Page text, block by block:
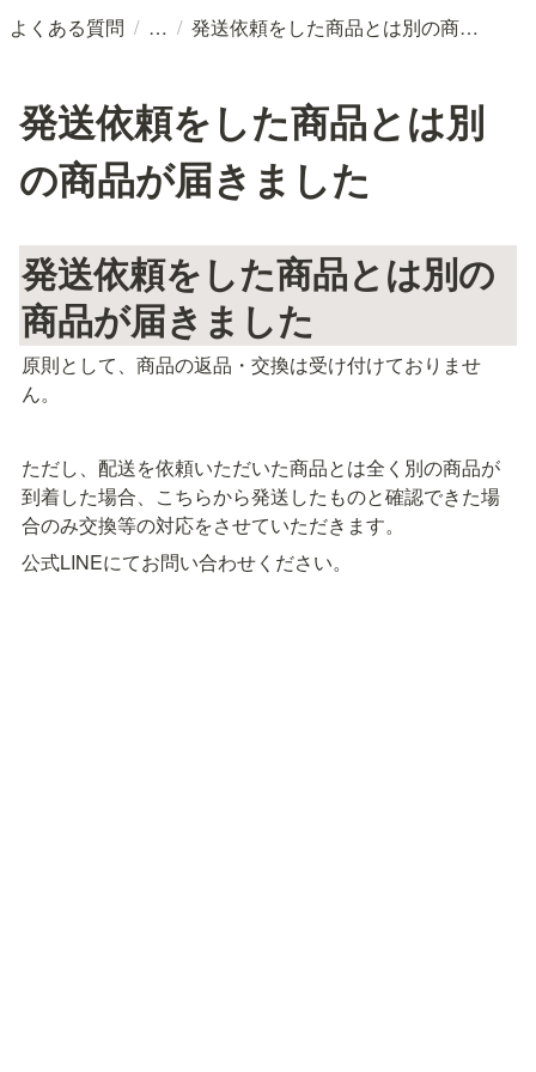
よくある質問 / / 発送依頼をした商品とは別の商品が届きました
発送依頼をした商品とは別
の商品が届きました
発送依頼をした商品とは別の
商品が届きました
原則として、商品の返品・交換は受け付けておりませ
ん。
ただし、配送を依頼いただいた商品とは全く別の商品が
到着した場合、こちらから発送したものと確認できた場
合のみ交換等の対応をさせていただきます。
公式LINEにてお問い合わせください。